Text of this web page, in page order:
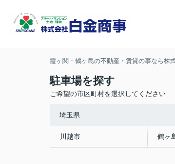
霞ヶ関・鶴ヶ島の不動産・賃貸の事なら株
駐車場を探す
ご希望の市区町村を選択してください
埼玉県
川越市 鶴ヶ